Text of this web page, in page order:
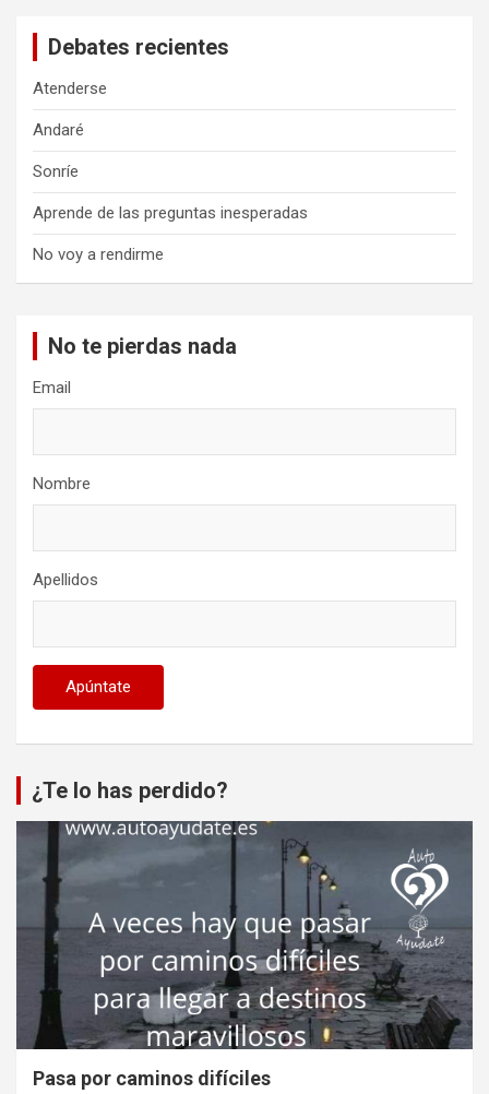
Debates recientes
Atenderse
Andaré
Sonríe
Aprende de las preguntas inesperadas
No voy a rendirme
No te pierdas nada
Email
Nombre
Apellidos
¿Te lo has perdido?
Pasa por caminos difíciles